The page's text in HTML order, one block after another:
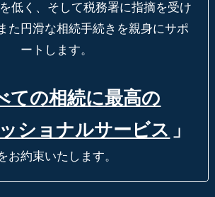
低く、そして税務署に指摘を受け
た円滑な相続手続きを親身にサポ
ートします。
ての相続に最高の
ショナルサービス 」
お約束いたします。